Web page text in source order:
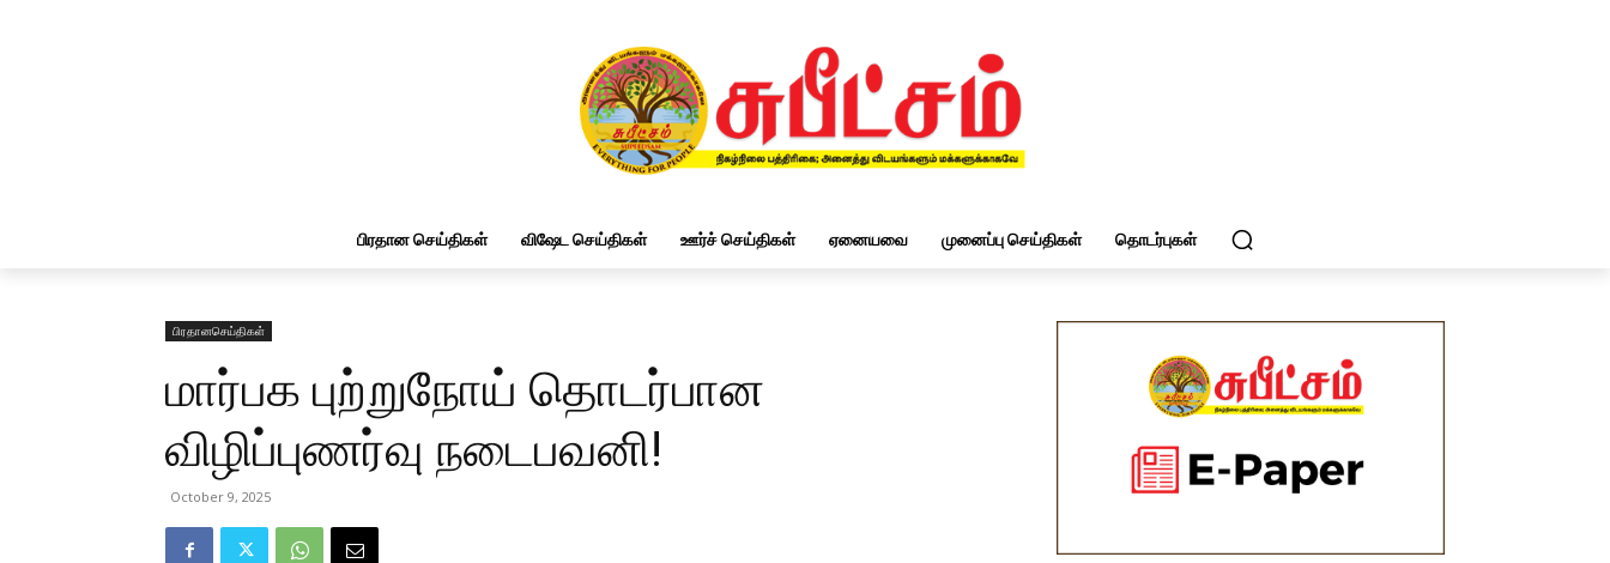
பிரதான செய்திகள் விஷேட செய்திகள் ஊர்ச் செய்திகள் ஏனையவை முனைப்பு செய்திகள் தொடர்புகள்
பிரதானசெய்திகள்
மார்பக புற்றுநோய் தொடர்பான
விழிப்புணர்வு நடைபவனி!
October 9, 2025